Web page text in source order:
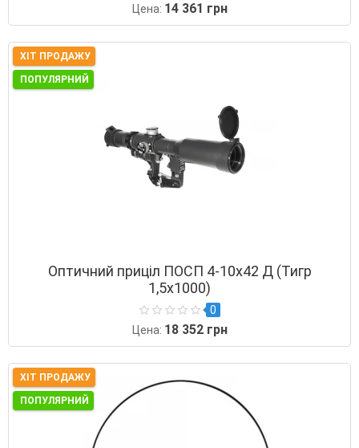
Цена: 14 361 грн
ХІТ ПРОДАЖУ
ПОПУЛЯРНИЙ
Оптичний приціл ПОСП 4-10х42 Д (Тигр
1,5х1000)
0
Цена: 18 352 грн
ХІТ ПРОДАЖУ
ПОПУЛЯРНИЙ